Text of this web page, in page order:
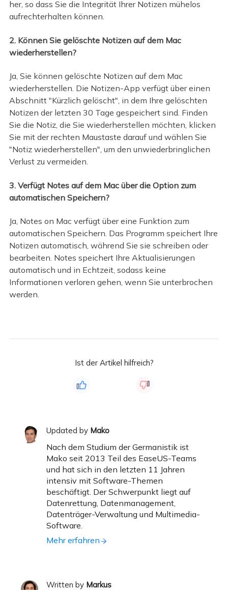
her, so dass Sie die Integrität Ihrer Notizen mühelos
aufrechterhalten können.
2. Können Sie gelöschte Notizen auf dem Mac
wiederherstellen?
Ja, Sie können gelöschte Notizen auf dem Mac
wiederherstellen. Die Notizen-App verfügt über einen
Abschnitt "Kürzlich gelöscht", in dem Ihre gelöschten
Notizen der letzten 30 Tage gespeichert sind. Finden
Sie die Notiz, die Sie wiederherstellen möchten, klicken
Sie mit der rechten Maustaste darauf und wählen Sie
"Notiz wiederherstellen", um den unwiederbringlichen
Verlust zu vermeiden.
3. Verfügt Notes auf dem Mac über die Option zum
automatischen Speichern?
Ja, Notes on Mac verfügt über eine Funktion zum
automatischen Speichern. Das Programm speichert Ihre
Notizen automatisch, während Sie sie schreiben oder
bearbeiten. Notes speichert Ihre Aktualisierungen
automatisch und in Echtzeit, sodass keine
Informationen verloren gehen, wenn Sie unterbrochen
werden.
Ist der Artikel hilfreich?
Updated by Mako
Nach dem Studium der Germanistik ist
Mako seit 2013 Teil des EaseUS-Teams
und hat sich in den letzten 11 Jahren
intensiv mit Software-Themen
beschäftigt. Der Schwerpunkt liegt auf
Datenrettung, Datenmanagement,
Datenträger-Verwaltung und Multimedia-
Software.
Mehr erfahren
Written by Markus